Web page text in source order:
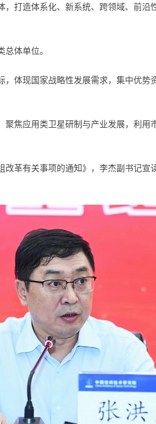
，打造体系化、新系统、跨领域、前
体单位。
，体现国家战略性发展需求，集中优
聚焦应用类卫星研制与产业发展，利
革有关事项的通知》，李杰副书记